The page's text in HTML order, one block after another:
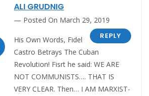
ALI GRUDNIG
Posted On March 29, 2019
REPLY
His Own Words, Fidel
Castro Betrays The Cuban
Revolution! Fisrt he said: WE ARE
NOT COMMUNISTS…. THAT IS
VERY CLEAR. Then… I AM MARXIST-